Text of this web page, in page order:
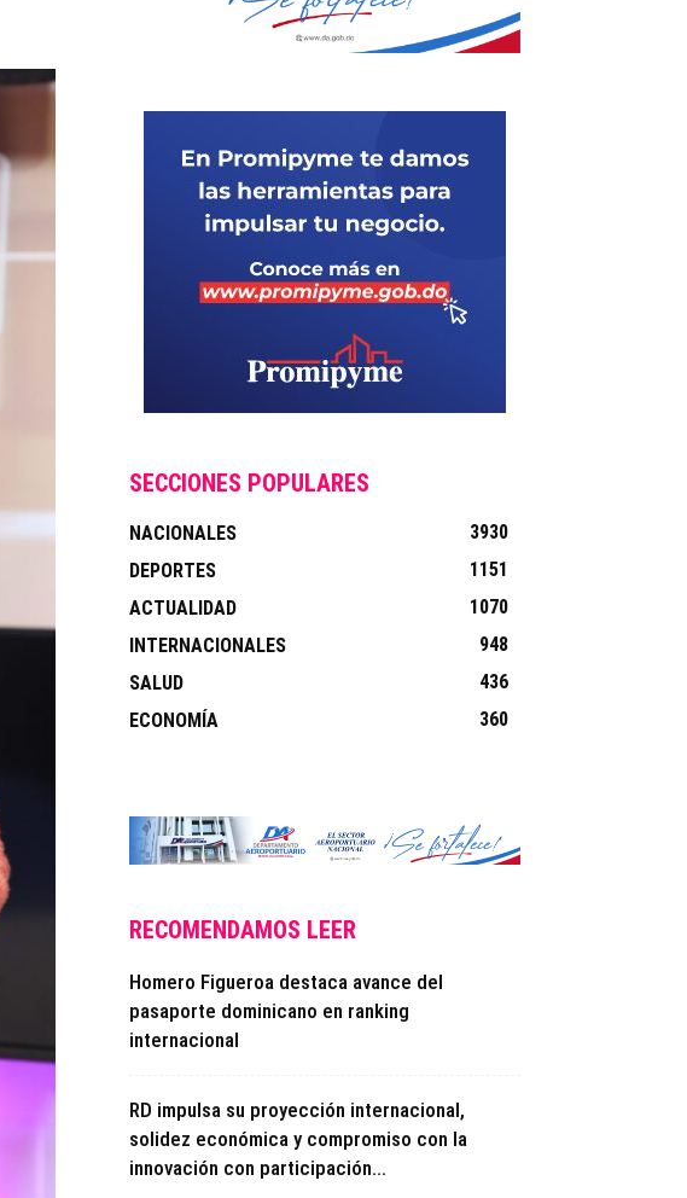
SECCIONES POPULARES
NACIONALES
3930
DEPORTES
1151
ACTUALIDAD
1070
INTERNACIONALES
948
SALUD
436
ECONOMÍA
360
RECOMENDAMOS LEER
Homero Figueroa destaca avance del
pasaporte dominicano en ranking
internacional
RD impulsa su proyección internacional,
solidez económica y compromiso con la
innovación con participación...